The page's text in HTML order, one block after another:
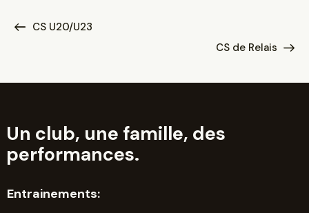
CS U20/U23
CS de Relais
Un club, une famille, des
performances.
Entrainements: